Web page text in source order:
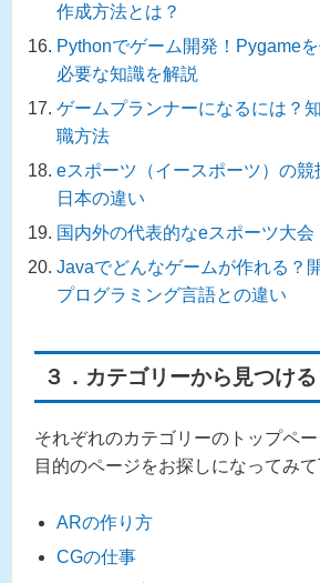
作成方法とは？
Pythonでゲーム開発！Pygame
必要な知識を解説
ゲームプランナーになるには？
職方法
eスポーツ（イースポーツ）の競
日本の違い
国内外の代表的なeスポーツ大会
Javaでどんなゲームが作れる？
プログラミング言語との違い
３．カテゴリーから見つける
それぞれのカテゴリーのトップペ
目的のページをお探しになってみて
ARの作り方
CGの仕事